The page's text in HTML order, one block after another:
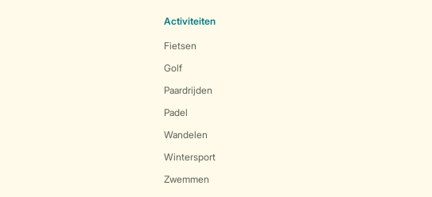
Activiteiten
Fietsen
Golf
Paardrijden
Padel
Wandelen
Wintersport
Zwemmen